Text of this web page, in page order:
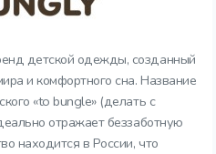
детской одежды, созданный
и комфортного сна. Название
«to bungle» (делать с
отражает беззаботную
находится в России, что